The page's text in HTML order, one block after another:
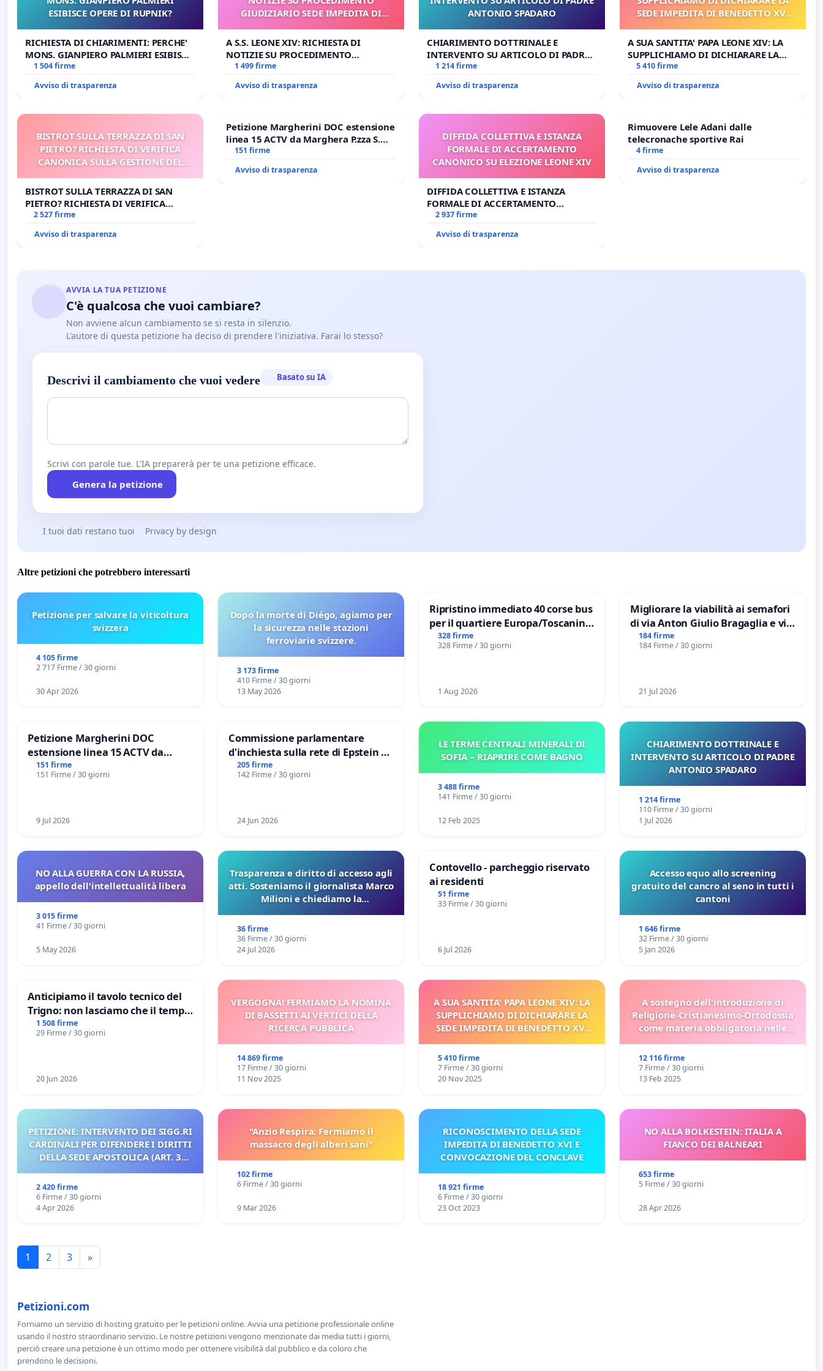
ESIBISCE OPERE DI RUPNIK?
RICHIESTA DI CHIARIMENTI: PERCHE'
MONS. GIANPIERO PALMIERI ESIBISCE
OPERE DI RUPNIK?
1 504 firme
Avviso di trasparenza
GIUDIZIARIO SEDE IMPEDITA DI
A S.S. LEONE XIV: RICHIESTA DI
NOTIZIE SU PROCEDIMENTO
GIUDIZIARIO SEDE IMPEDITA DI
1 499 firme
Avviso di trasparenza
ANTONIO SPADARO
CHIARIMENTO DOTTRINALE E
INTERVENTO SU ARTICOLO DI PADRE
ANTONIO SPADARO
1 214 firme
Avviso di trasparenza
SEDE IMPEDITA DI BENEDETTO XVI
PROCESSO
A SUA SANTITA' PAPA LEONE XIV: LA
SUPPLICHIAMO DI DICHIARARE LA
SEDE IMPEDITA DI BENEDETTO XVI E/O
5 410 firme
Avviso di trasparenza
BISTROT SULLA TERRAZZA DI SAN
PIETRO? RICHIESTA DI VERIFICA
CANONICA SULLA GESTIONE DEL
BISTROT SULLA TERRAZZA DI SAN
PIETRO? RICHIESTA DI VERIFICA
CANONICA SULLA GESTIONE DEL
2 527 firme
Avviso di trasparenza
Petizione Margherini DOC estensione
linea 15 ACTV da Marghera P.zza S.
Antonio all'aeroporto Marco Polo
151 firme
Avviso di trasparenza
DIFFIDA COLLETTIVA E ISTANZA
FORMALE DI ACCERTAMENTO
CANONICO SU ELEZIONE LEONE XIV
DIFFIDA COLLETTIVA E ISTANZA
FORMALE DI ACCERTAMENTO
CANONICO SU ELEZIONE LEONE XIV
2 937 firme
Avviso di trasparenza
Rimuovere Lele Adani dalle
telecronache sportive Rai
4 firme
Avviso di trasparenza
AVVIA LA TUA PETIZIONE
C'è qualcosa che vuoi cambiare?
Non avviene alcun cambiamento se si resta in silenzio.
L'autore di questa petizione ha deciso di prendere l'iniziativa. Farai lo stesso?
Descrivi il cambiamento che vuoi vedere Basato su IA
Scrivi con parole tue. L'IA preparerà per te una petizione efficace.
Genera la petizione
I tuoi dati restano tuoi Privacy by design
Altre petizioni che potrebbero interessarti
Petizione per salvare la viticoltura
svizzera
4 105 firme
2 717 Firme / 30 giorni
30 Apr 2026
Dopo la morte di Diégo, agiamo per
la sicurezza nelle stazioni
ferroviarie svizzere.
3 173 firme
410 Firme / 30 giorni
13 May 2026
Ripristino immediato 40 corse bus
per il quartiere Europa/Toscanini
di Aprilia
328 firme
328 Firme / 30 giorni
1 Aug 2026
Migliorare la viabilità ai semafori
di via Anton Giulio Bragaglia e via
Tieri XV MUNICIPIO DI ROMA
184 firme
184 Firme / 30 giorni
21 Jul 2026
Petizione Margherini DOC
estensione linea 15 ACTV da
Marghera P.zza S. Antonio
all'aeroporto Marco Polo tariffa a
151 firme
151 Firme / 30 giorni
9 Jul 2026
Commissione parlamentare
d'inchiesta sulla rete di Epstein e
del Mossad: verità sugli Epstein
Files
205 firme
142 Firme / 30 giorni
24 Jun 2026
LE TERME CENTRALI MINERALI DI
SOFIA – RIAPRIRE COME BAGNO
3 488 firme
141 Firme / 30 giorni
12 Feb 2025
CHIARIMENTO DOTTRINALE E
INTERVENTO SU ARTICOLO DI PADRE
ANTONIO SPADARO
1 214 firme
110 Firme / 30 giorni
1 Jul 2026
NO ALLA GUERRA CON LA RUSSIA,
appello dell'intellettualità libera
3 015 firme
41 Firme / 30 giorni
5 May 2026
Trasparenza e diritto di accesso agli
atti. Sosteniamo il giornalista Marco
Milioni e chiediamo la
sulla Pedemontana Veneta
36 firme
36 Firme / 30 giorni
24 Jul 2026
Contovello - parcheggio riservato
ai residenti
51 firme
33 Firme / 30 giorni
6 Jul 2026
Accesso equo allo screening
gratuito del cancro al seno in tutti i
cantoni
1 646 firme
32 Firme / 30 giorni
5 Jan 2026
Anticipiamo il tavolo tecnico del
Trigno: non lasciamo che il tempo
rallenti le ricerche di Domenico
Racanati
1 508 firme
29 Firme / 30 giorni
20 Jun 2026
VERGOGNA! FERMIAMO LA NOMINA
DI BASSETTI AI VERTICI DELLA
RICERCA PUBBLICA
14 869 firme
17 Firme / 30 giorni
11 Nov 2025
A SUA SANTITA' PAPA LEONE XIV: LA
SUPPLICHIAMO DI DICHIARARE LA
SEDE IMPEDITA DI BENEDETTO XVI
5 410 firme
7 Firme / 30 giorni
20 Nov 2025
A sostegno dell'introduzione di
Religione-Cristianesimo-Ortodossia
come materia obbligatoria nelle
12 116 firme
7 Firme / 30 giorni
13 Feb 2025
PETIZIONE: INTERVENTO DEI SIGG.RI
CARDINALI PER DIFENDERE I DIRITTI
DELLA SEDE APOSTOLICA (ART. 3
2 420 firme
6 Firme / 30 giorni
4 Apr 2026
"Anzio Respira: Fermiamo il
massacro degli alberi sani"
102 firme
6 Firme / 30 giorni
9 Mar 2026
RICONOSCIMENTO DELLA SEDE
IMPEDITA DI BENEDETTO XVI E
CONVOCAZIONE DEL CONCLAVE
18 921 firme
6 Firme / 30 giorni
23 Oct 2023
NO ALLA BOLKESTEIN: ITALIA A
FIANCO DEI BALNEARI
653 firme
5 Firme / 30 giorni
28 Apr 2026
1 2 3 »
Petizioni.com
Forniamo un servizio di hosting gratuito per le petizioni online. Avvia una petizione professionale online
usando il nostro straordinario servizio. Le nostre petizioni vengono menzionate dai media tutti i giorni,
perciò creare una petizione è un ottimo modo per ottenere visibilità dal pubblico e da coloro che
prendono le decisioni.